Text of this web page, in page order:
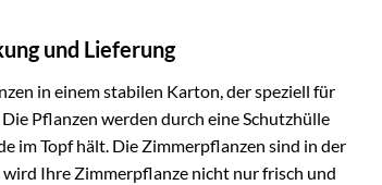
und Lieferung
in einem stabilen Karton, der speziell für
Pflanzen werden durch eine Schutzhülle
im Topf hält. Die Zimmerpflanzen sind in der
Ihre Zimmerpflanze nicht nur frisch und